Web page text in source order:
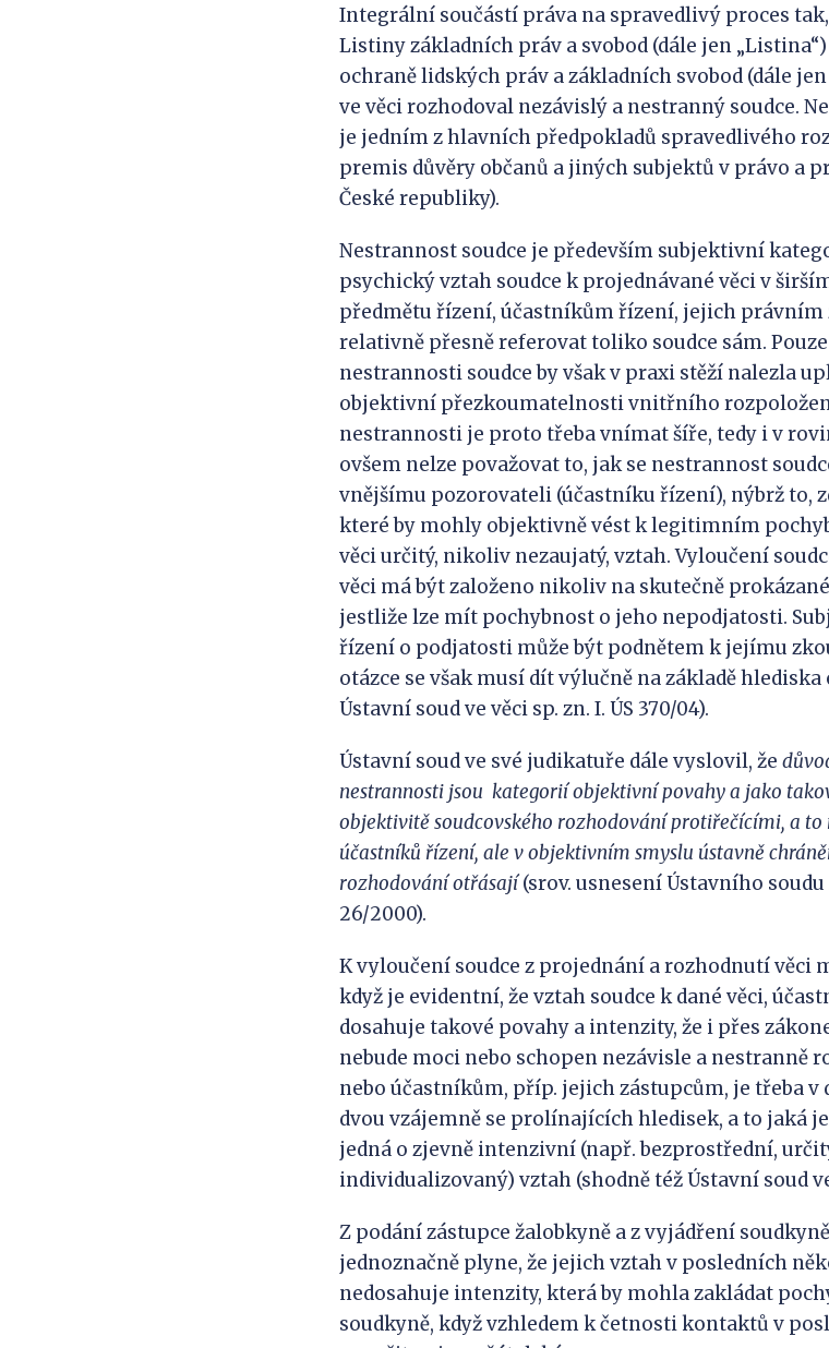
Integrální součástí práva na spravedlivý proces
Listiny základních práv a svobod (dále jen „Listina“)
ochraně lidských práv a základních svobod (dále
ve věci rozhodoval nezávislý a nestranný soudce.
je jedním z hlavních předpokladů spravedlivého
premis důvěry občanů a jiných subjektů v právo a
České republiky).
Nestrannost soudce je především subjektivní
psychický vztah soudce k projednávané věci v
předmětu řízení, účastníkům řízení, jejich právním
relativně přesně referovat toliko soudce sám.
nestrannosti soudce by však v praxi stěží nalezla
objektivní přezkoumatelnosti vnitřního
nestrannosti je proto třeba vnímat šíře, tedy i v
ovšem nelze považovat to, jak se nestrannost
vnějšímu pozorovateli (účastníku řízení), nýbrž to,
které by mohly objektivně vést k legitimním
věci určitý, nikoliv nezaujatý, vztah. Vyloučení
věci má být založeno nikoliv na skutečně
jestliže lze mít pochybnost o jeho nepodjatosti.
řízení o podjatosti může být podnětem k jejímu
otázce se však musí dít výlučně na základě
Ústavní soud ve věci sp. zn. I. ÚS 370/04).
Ústavní soud ve své judikatuře dále vyslovil, že
nestrannosti jsou kategorií objektivní povahy a jako
objektivitě soudcovského rozhodování protiřečícími, a
účastníků řízení, ale v objektivním smyslu ústavně
rozhodování otřásají(srov. usnesení Ústavního soudu
26/2000).
K vyloučení soudce z projednání a rozhodnutí věci
když je evidentní, že vztah soudce k dané věci,
dosahuje takové povahy a intenzity, že i přes
nebude moci nebo schopen nezávisle a nestranně
nebo účastníkům, příp. jejich zástupcům, je třeba v
dvou vzájemně se prolínajících hledisek, a to jaká
jedná o zjevně intenzivní (např. bezprostřední,
individualizovaný) vztah (shodně též Ústavní soud ve
Z podání zástupce žalobkyně a z vyjádření
jednoznačně plyne, že jejich vztah v posledních
nedosahuje intenzity, která by mohla zakládat
soudkyně, když vzhledem k četnosti kontaktů v